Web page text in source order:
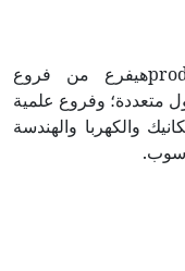
هندسة الإنتاج production engineeringهيفرع من فروع
متعددة؛ وفروع علمية
والكهربا والهندسة